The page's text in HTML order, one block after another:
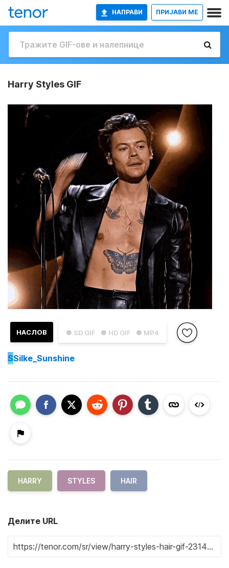
НАПРАВИ ПРИЈАВИ МЕ
Harry Styles GIF
● SD GIF ● HD GIF ● MP4
НАСЛОВ
SSilke_Sunshine
HARRY STYLES HAIR
Делите URL